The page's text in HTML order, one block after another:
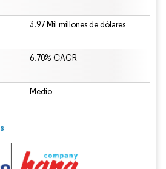
3.97 Mil millones de dólares
6.70% CAGR
Medio
El uso requiere atribución según CC BY 4.0.